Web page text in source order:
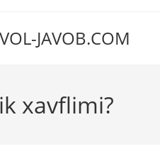
JAVOB.COM
xavflimi?